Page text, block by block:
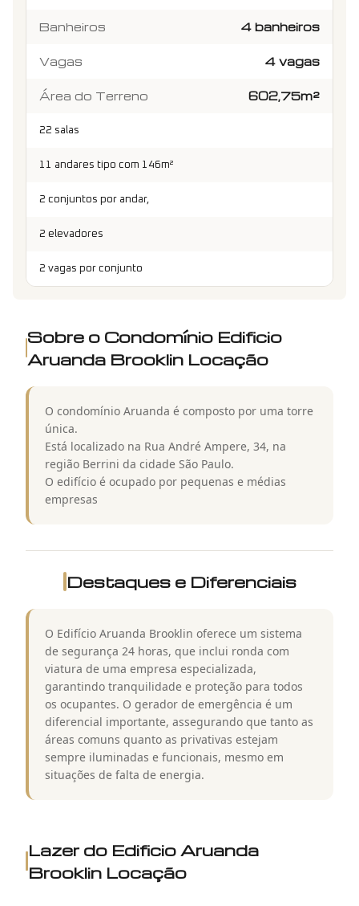
Banheiros 4 banheiros
Vagas 4 vagas
Área do Terreno 602,75m²
22 salas
11 andares tipo com 146m²
2 conjuntos por andar,
2 elevadores
2 vagas por conjunto
Sobre o Condomínio Edificio
Aruanda Brooklin Locação
O condomínio Aruanda é composto por uma torre
única.
Está localizado na Rua André Ampere, 34, na
região Berrini da cidade São Paulo.
O edifício é ocupado por pequenas e médias
empresas
Destaques e Diferenciais
O Edifício Aruanda Brooklin oferece um sistema
de segurança 24 horas, que inclui ronda com
viatura de uma empresa especializada,
garantindo tranquilidade e proteção para todos
os ocupantes. O gerador de emergência é um
diferencial importante, assegurando que tanto as
áreas comuns quanto as privativas estejam
sempre iluminadas e funcionais, mesmo em
situações de falta de energia.
Lazer do Edificio Aruanda
Brooklin Locação